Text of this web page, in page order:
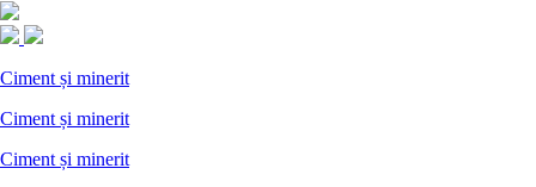
Ciment și minerit
Ciment și minerit
Ciment și minerit